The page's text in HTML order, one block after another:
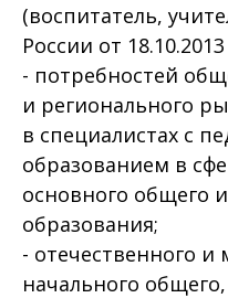
(воспитатель,
России от
- потребностей
и регионального
в специалистах с
образованием в
основного общего
образования;
- отечественного
начального